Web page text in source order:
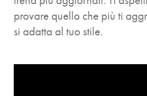
provare quello che più ti
si adatta al tuo stile.